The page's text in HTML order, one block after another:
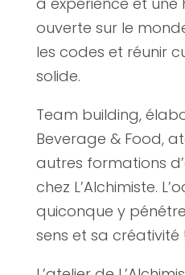
ouverte sur le
les codes et réunir
solide.
Team building,
Beverage & Food,
autres formations
chez L’Alchimiste.
quiconque y
sens et sa créativité !